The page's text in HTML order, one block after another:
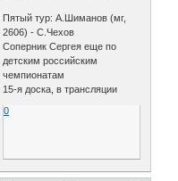
Пятый тур: А.Шиманов (мг,
2606) - С.Чехов
Соперник Сергея еще по
детским российским
чемпионатам
15-я доска, в трансляции
0